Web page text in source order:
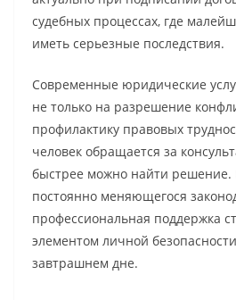
судебных процессах, где
иметь серьезные последствия.
Современные юридические
не только на разрешение
профилактику правовых
человек обращается за
быстрее можно найти решение.
постоянно меняющегося
профессиональная поддержка
элементом личной
завтрашнем дне.